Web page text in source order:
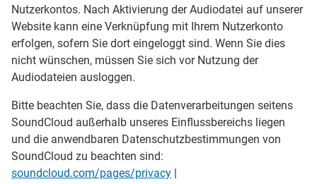
Nutzerkontos. Nach Aktivierung der Audiodatei auf unserer
Website kann eine Verknüpfung mit Ihrem Nutzerkonto
erfolgen, sofern Sie dort eingeloggt sind. Wenn Sie dies
nicht wünschen, müssen Sie sich vor Nutzung der
Audiodateien ausloggen.
Bitte beachten Sie, dass die Datenverarbeitungen seitens
SoundCloud außerhalb unseres Einflussbereichs liegen
und die anwendbaren Datenschutzbestimmungen von
SoundCloud zu beachten sind:
soundcloud.com/pages/privacy |